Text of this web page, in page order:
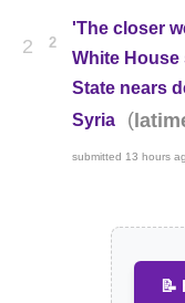
2 2
'The closer
White
State nears
Syria
(
submitted 13 hours
📝